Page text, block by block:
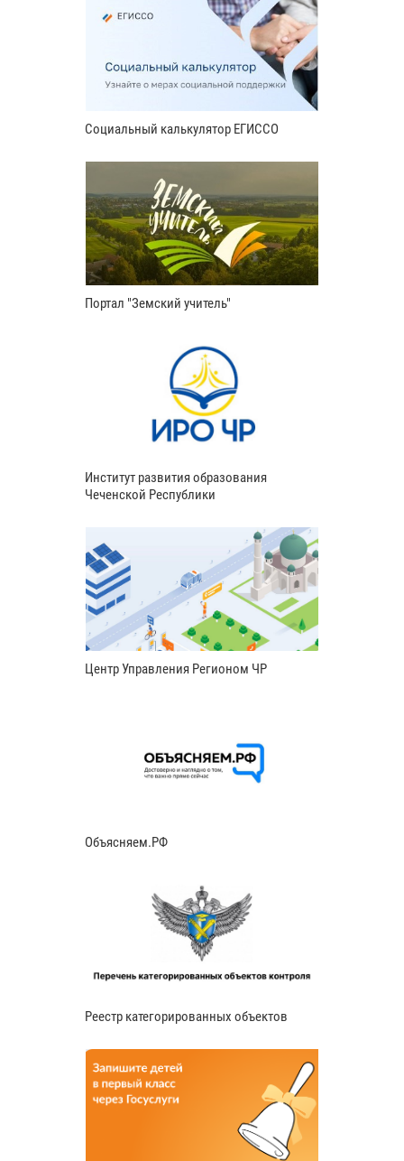
Социальный калькулятор ЕГИССО
Портал "Земский учитель"
Институт развития образования
Чеченской Республики
Центр Управления Регионом ЧР
Объясняем.РФ
Реестр категорированных объектов